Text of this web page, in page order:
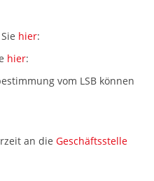
hier:
hier:
vom LSB können
an die Geschäftsstelle